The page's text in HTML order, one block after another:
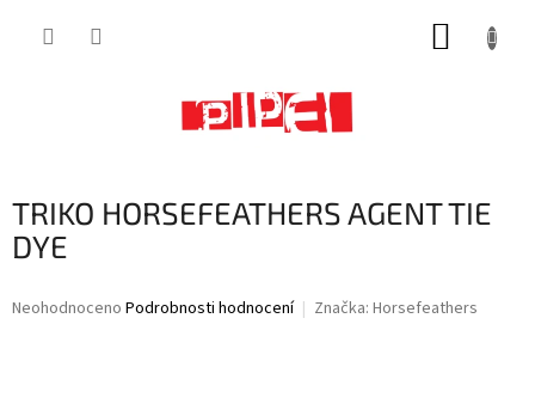
TRIKO HORSEFEATHERS AGENT TIE
DYE
Průměrné
Neohodnoceno Podrobnosti hodnocení Značka: Horsefeathers